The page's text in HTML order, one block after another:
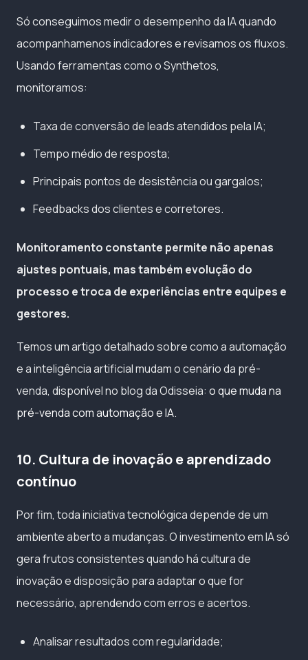
Só conseguimos medir o desempenho da IA quando
acompanhamenos indicadores e revisamos os fluxos.
Usando ferramentas como o Synthetos,
monitoramos:
Taxa de conversão de leads atendidos pela IA;
Tempo médio de resposta;
Principais pontos de desistência ou gargalos;
Feedbacks dos clientes e corretores.
Monitoramento constante permite não apenas
ajustes pontuais, mas também evolução do
processo e troca de experiências entre equipes e
gestores.
Temos um artigo detalhado sobre como a automação
e a inteligência artificial mudam o cenário da pré-
venda, disponível no blog da Odisseia: o que muda na
pré-venda com automação e IA.
10. Cultura de inovação e aprendizado
contínuo
Por fim, toda iniciativa tecnológica depende de um
ambiente aberto a mudanças. O investimento em IA só
gera frutos consistentes quando há cultura de
inovação e disposição para adaptar o que for
necessário, aprendendo com erros e acertos.
Analisar resultados com regularidade;